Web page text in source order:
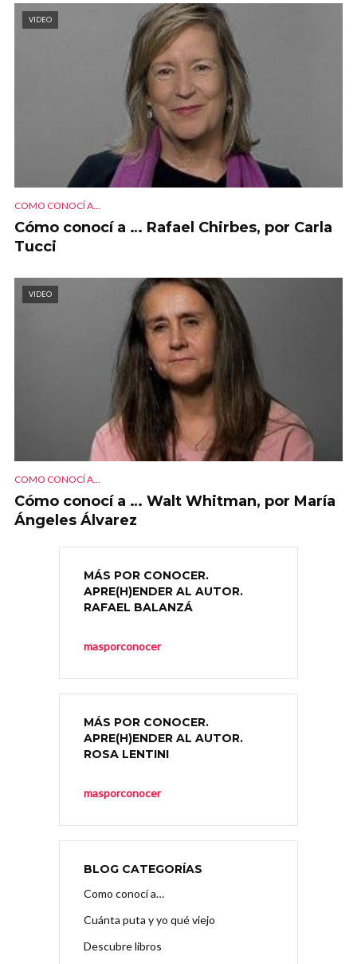
VIDEO
COMO CONOCÍ A...
Cómo conocí a … Rafael Chirbes, por Carla
Tucci
VIDEO
COMO CONOCÍ A...
Cómo conocí a … Walt Whitman, por María
Ángeles Álvarez
MÁS POR CONOCER.
APRE(H)ENDER AL AUTOR.
RAFAEL BALANZÁ
masporconocer
MÁS POR CONOCER.
APRE(H)ENDER AL AUTOR.
ROSA LENTINI
masporconocer
BLOG CATEGORÍAS
Como conocí a…
Cuánta puta y yo qué viejo
Descubre libros